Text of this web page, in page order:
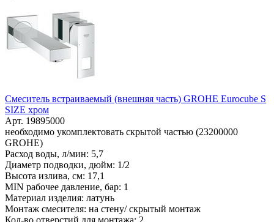
Смеситель встраиваемый (внешняя часть) GROHE Eurocube S
SIZE хром
Арт. 19895000
необходимо укомплектовать скрытой частью (23200000
GROHE)
Расход воды, л/мин: 5,7
Диаметр подводки, дюйм: 1/2
Высота излива, см: 17,1
MIN рабочее давление, бар: 1
Материал изделия: латунь
Монтаж смесителя: на стену/ скрытый монтаж